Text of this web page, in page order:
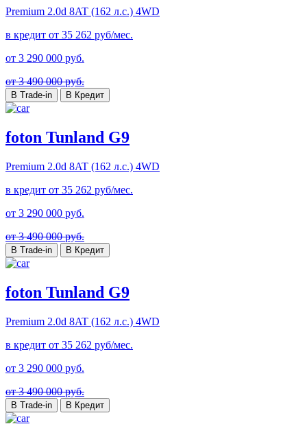
Premium 2.0d 8AT (162 л.с.) 4WD
в кредит от 35 262 руб/мес.
от 3 290 000 руб.
от 3 490 000 руб.
В Trade-in В Кредит
foton Tunland G9
Premium 2.0d 8AT (162 л.с.) 4WD
в кредит от 35 262 руб/мес.
от 3 290 000 руб.
от 3 490 000 руб.
В Trade-in В Кредит
foton Tunland G9
Premium 2.0d 8AT (162 л.с.) 4WD
в кредит от 35 262 руб/мес.
от 3 290 000 руб.
от 3 490 000 руб.
В Trade-in В Кредит